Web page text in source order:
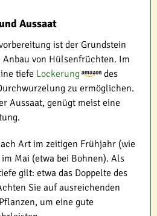
Aussaat
ist der Grundstein
von Hülsenfrüchten. Im
tiefe Lockerung
des
zu ermöglichen.
Aussaat, genügt meist eine
Art im zeitigen Frühjahr (wie
Mai (etwa bei Bohnen). Als
gilt: etwa das Doppelte des
Sie auf ausreichenden
um eine gute